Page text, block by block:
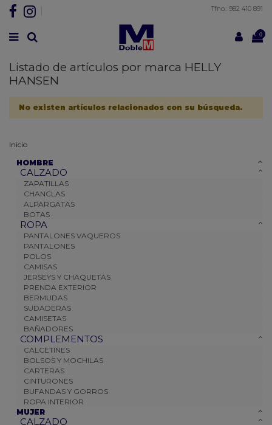
Tfno.: 982 410 891
0
Listado de artículos por marca HELLY
HANSEN
No existen artículos relacionados con su búsqueda.
Inicio
HOMBRE
CALZADO
ZAPATILLAS
CHANCLAS
ALPARGATAS
BOTAS
ROPA
PANTALONES VAQUEROS
PANTALONES
POLOS
CAMISAS
JERSEYS Y CHAQUETAS
PRENDA EXTERIOR
BERMUDAS
SUDADERAS
CAMISETAS
BAÑADORES
COMPLEMENTOS
CALCETINES
BOLSOS Y MOCHILAS
CARTERAS
CINTURONES
BUFANDAS Y GORROS
ROPA INTERIOR
MUJER
CALZADO